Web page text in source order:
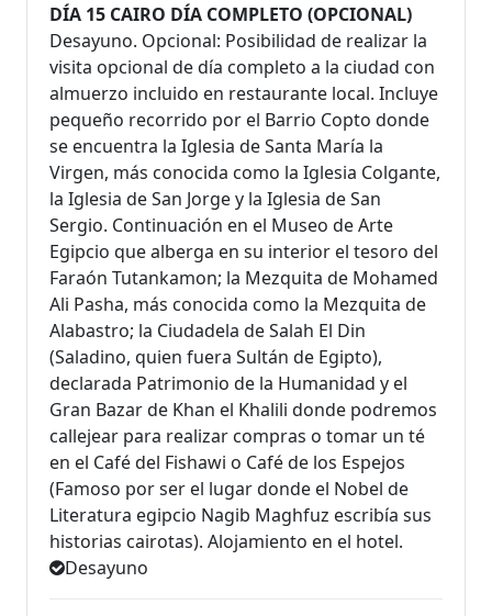
DÍA 15 CAIRO DÍA COMPLETO (OPCIONAL)
Desayuno. Opcional: Posibilidad de realizar la
visita opcional de día completo a la ciudad con
almuerzo incluido en restaurante local. Incluye
pequeño recorrido por el Barrio Copto donde
se encuentra la Iglesia de Santa María la
Virgen, más conocida como la Iglesia Colgante,
la Iglesia de San Jorge y la Iglesia de San
Sergio. Continuación en el Museo de Arte
Egipcio que alberga en su interior el tesoro del
Faraón Tutankamon; la Mezquita de Mohamed
Ali Pasha, más conocida como la Mezquita de
Alabastro; la Ciudadela de Salah El Din
(Saladino, quien fuera Sultán de Egipto),
declarada Patrimonio de la Humanidad y el
Gran Bazar de Khan el Khalili donde podremos
callejear para realizar compras o tomar un té
en el Café del Fishawi o Café de los Espejos
(Famoso por ser el lugar donde el Nobel de
Literatura egipcio Nagib Maghfuz escribía sus
historias cairotas). Alojamiento en el hotel.
Desayuno